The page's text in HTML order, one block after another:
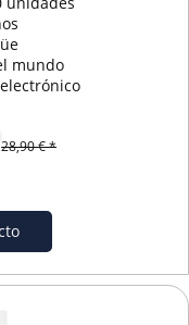
mundo
28,90 € *